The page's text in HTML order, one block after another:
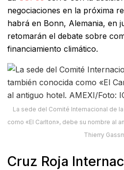
negociaciones en la próxima
habrá en Bonn, Alemania, en
retomarán el debate sobre
financiamiento climático.
La sede del Comité Internacional de
como «El Carlton», debe su nombre al
Thierry
Cruz Roja